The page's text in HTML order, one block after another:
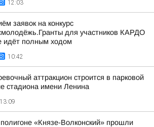
12:03
заявок на конкурс
для участников КАРДО
идёт полным ходом
10:42
аттракцион строится в парковой
стадиона имени Ленина
13:09
«Князе-Волконский» прошли